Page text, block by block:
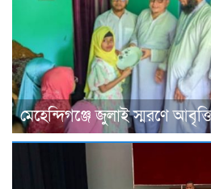
মেহেন্দিগঞ্জে জুলাই স্মরণে